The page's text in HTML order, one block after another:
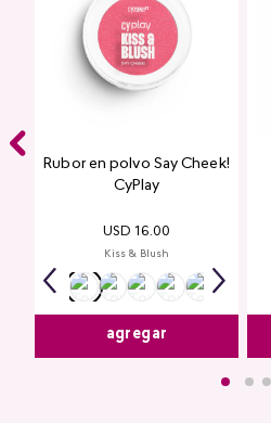
Rubor en polvo Say Cheek!
CyPlay
USD 16.00
Kiss & Blush
agregar